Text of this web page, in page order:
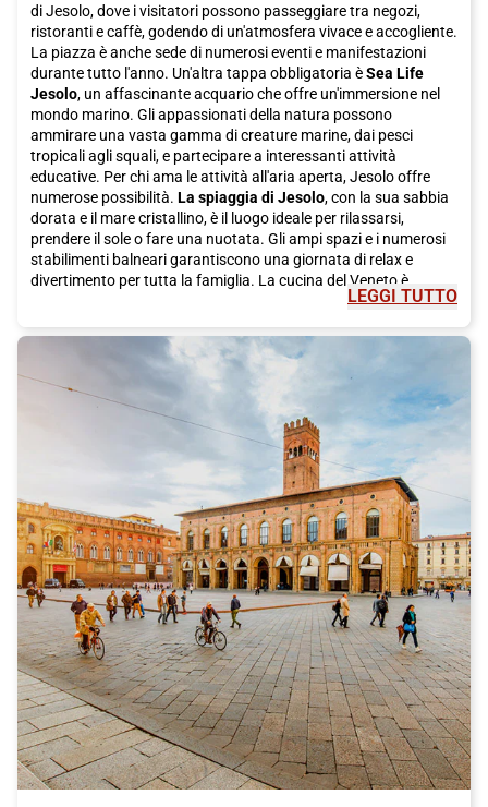
di Jesolo, dove i visitatori possono passeggiare tra negozi,
ristoranti e caffè, godendo di un'atmosfera vivace e accogliente.
La piazza è anche sede di numerosi eventi e manifestazioni
durante tutto l'anno. Un'altra tappa obbligatoria èSea Life
Jesolo, un affascinante acquario che offre un'immersione nel
mondo marino. Gli appassionati della natura possono
ammirare una vasta gamma di creature marine, dai pesci
tropicali agli squali, e partecipare a interessanti attività
educative. Per chi ama le attività all'aria aperta, Jesolo offre
numerose possibilità. La spiaggia di Jesolo, con la sua sabbia
dorata e il mare cristallino, è il luogo ideale per rilassarsi,
prendere il sole o fare una nuotata. Gli ampi spazi e i numerosi
stabilimenti balneari garantiscono una giornata di relax e
divertimento per tutta la famiglia. La cucina del Veneto è
rinomata in tutto il paese, e Jesolo non fa eccezione. Durante il
alcuni dei piatti tradizionali della regione.Piatti a base di pesce
come il baccalà alla vicentina o le sarde in saor sono scelte
popolari qui, così come i dolci locali come il tiramisù e la
fugassa. Puoi raggiungere Jesolo viaggiando con i treni ad alta
offre un servizio di alta qualità e
confortevole, permettendoti di raggiungere la tua destinazione
in modo semplice ed efficiente. Godrai di un piacevole viaggio
attraverso i pittoreschi paesaggi del Veneto e arriverai a Jesolo
rilassato e pronto per iniziare la tua avventura.
LEGGI TUTTO